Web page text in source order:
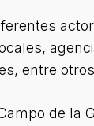
entre
de la